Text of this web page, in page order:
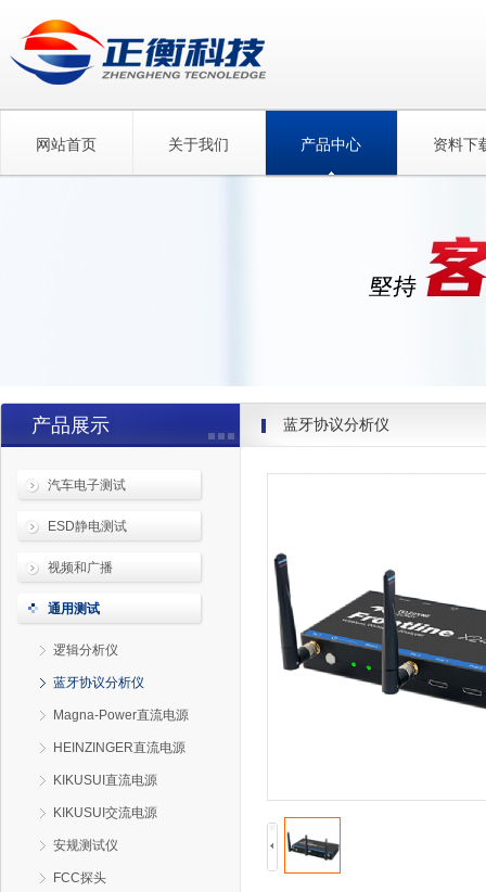
网站首页 关于我们 产品中心 资料下
产品展示
汽车电子测试
ESD静电测试
视频和广播
通用测试
逻辑分析仪
蓝牙协议分析仪
Magna-Power直流电源
HEINZINGER直流电源
KIKUSUI直流电源
KIKUSUI交流电源
安规测试仪
FCC探头
蓝牙协议分析仪